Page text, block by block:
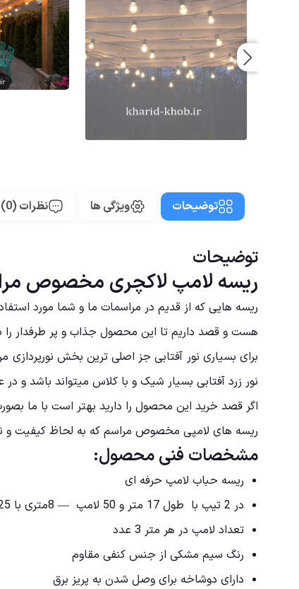
توضیحات ویژگی ها نظرات (0)
توضیحات
ریسه لامپ لاکچری مخصوص
ریسه هایی که از قدیم در مراسمات ما و شما مورد
هست و قصد داریم تا این محصول جذاب و پر طرفدار را
برای بسیاری نور آفتابی جز اصلی ترین بخش نورپردازی
نور زرد آفتابی بسیار شیک و با کلاس میتواند باشد و
اگر قصد خرید این محصول را دارید بهتر است با ما
ریسه های لامپی مخصوص مراسم که به لحاظ کیفیت و
مشخصات فنی محصول:
ریسه حباب لامپ حرفه ای
در 2 تیپ با طول 17 متر و 50 لامپ — 8متری با 25 لامپ
تعداد لامپ در هر متر 3 عدد
رنگ سیم مشکی از جنس کنفی مقاوم
دارای دوشاخه برای وصل شدن به پریز برق